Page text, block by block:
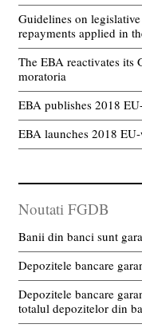
Guidelines on
repayments applied in
The EBA reactivates its
moratoria
EBA publishes 2018
EBA launches 2018
Noutati FGDB
Banii din banci sunt
Depozitele bancare
Depozitele bancare
totalul depozitelor din